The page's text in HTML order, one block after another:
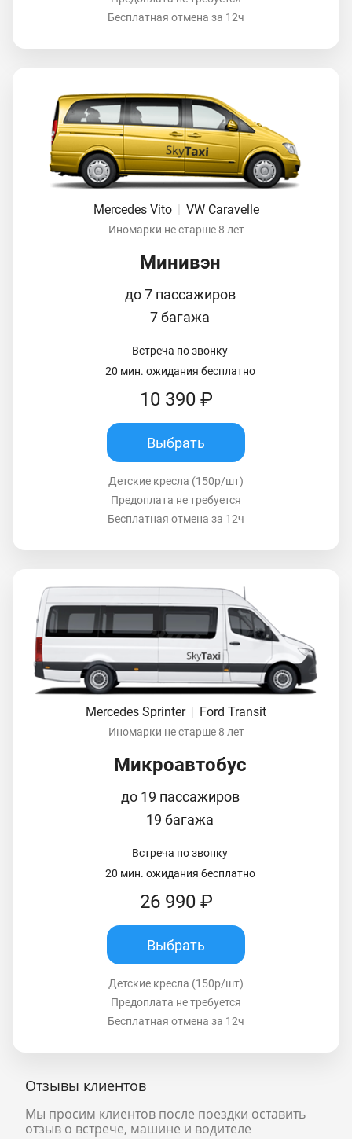
Бесплатная отмена за 12ч
Mercedes Vito VW Caravelle
Иномарки не старше 8 лет
Минивэн
до 7 пассажиров
7 багажа
Встреча по звонку
20 мин. ожидания бесплатно
10 390 ₽
Выбрать
Детские кресла (150р/шт)
Предоплата не требуется
Бесплатная отмена за 12ч
Mercedes Sprinter | Ford Transit
Иномарки не старше 8 лет
Микроавтобус
до 19 пассажиров
19 багажа
Встреча по звонку
20 мин. ожидания бесплатно
26 990 ₽
Выбрать
Детские кресла (150р/шт)
Предоплата не требуется
Бесплатная отмена за 12ч
Отзывы клиентов
Мы просим клиентов после поездки оставить
отзыв о встрече, машине и водителе